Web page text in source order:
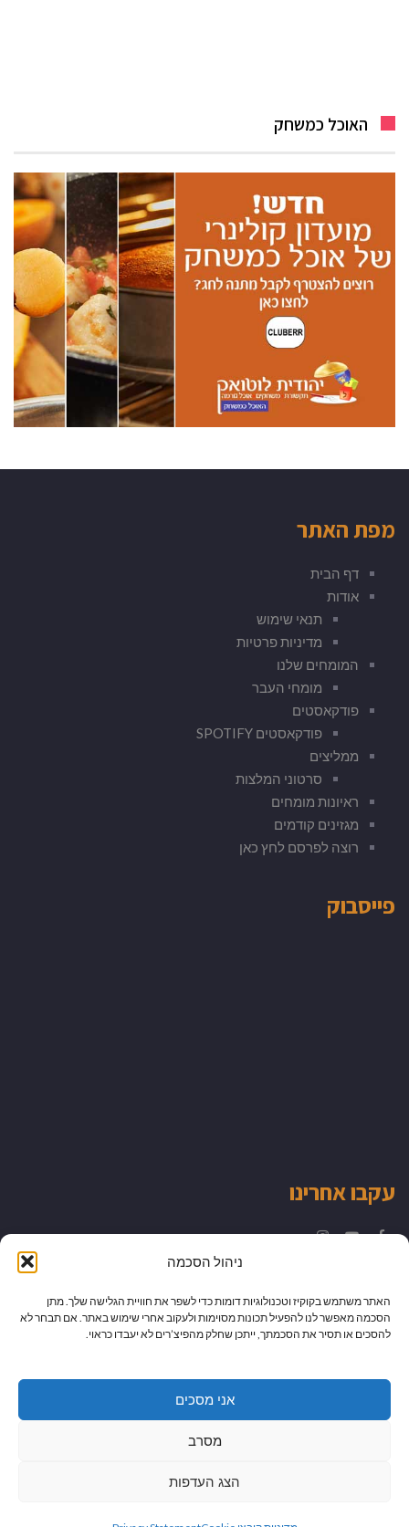
ניהול הסכמה
האתר משתמש בקוקיז וטכנולוגיות דומות כדי לשפר את חוויית הגלישה שלך. מתן
הסכמה מאפשר לנו להפעיל תכונות מסוימות ולעקוב אחרי שימוש באתר. אם תבחר לא
להסכים או תסיר את הסכמתך, ייתכן שחלק מהפיצ’רים לא יעבדו כראוי.
אני מסכים
מסרב
הצג העדפות
האוכל כמשחק
מפת האתר
דף הבית
אודות
תנאי שימוש
מדיניות פרטיות
המומחים שלנו
מומחי העבר
פודקאסטים
פודקאסטים SPOTIFY
ממליצים
סרטוני המלצות
ראיונות מומחים
מגזינים קודמים
רוצה לפרסם לחץ כאן
פייסבוק
עקבו אחרינו
מיתוג עיצוב ובניית אתרים